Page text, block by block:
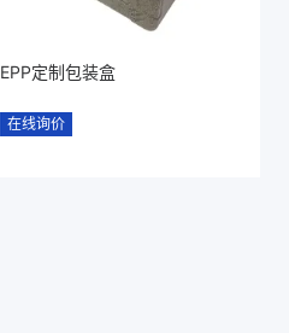
EPP定制包装盒
在线询价